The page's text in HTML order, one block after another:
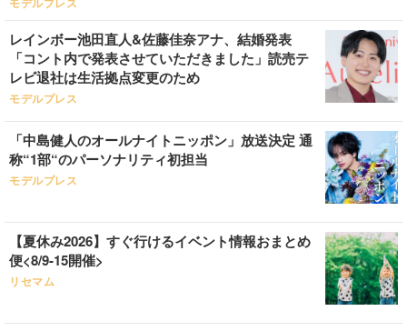
モデルプレス
レインボー池田直人&佐藤佳奈アナ、結婚発表
「コント内で発表させていただきました」読売テ
レビ退社は生活拠点変更のため
モデルプレス
「中島健人のオールナイトニッポン」放送決定 通
称“1部“のパーソナリティ初担当
モデルプレス
【夏休み2026】すぐ行けるイベント情報おまとめ
便<8/9-15開催>
リセマム